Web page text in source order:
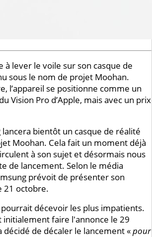
à lever le voile sur son casque de
sous le nom de projet Moohan.
l’appareil se positionne comme un
Vision Pro d’Apple, mais avec un prix
lancera bientôt un casque de réalité
Moohan. Cela fait un moment déjà
à son sujet et désormais nous
de lancement. Selon le média
prévoit de présenter son
21 octobre.
décevoir les plus impatients.
initialement faire l'annonce le 29
décidé de décaler le lancement «pour